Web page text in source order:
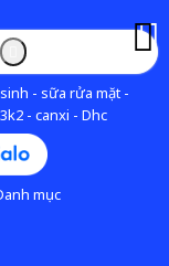
- sữa rửa mặt -
- canxi - Dhc
mục